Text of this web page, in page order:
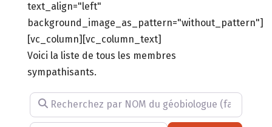
text_align="left"
background_image_as_pattern="without_pattern"]
[vc_column][vc_column_text]
Voici la liste de tous les membres
sympathisants.
Recherchez par NOM du géobiologue (facultatif)